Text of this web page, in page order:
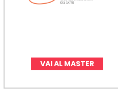
VAI AL MASTER